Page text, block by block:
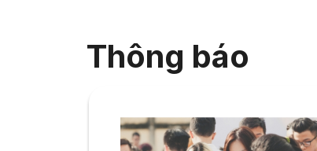
Thông báo